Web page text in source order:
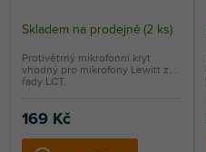
Skladem na prodejně (2 ks)
169 Kč
Protivětrný mikrofonní kryt
vhodný pro mikrofony Lewitt z
řady LCT.